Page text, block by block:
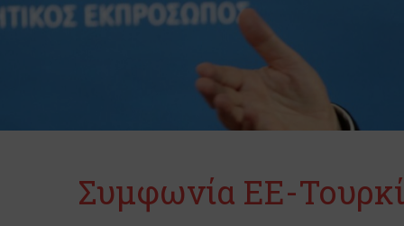
Συμφωνία ΕΕ-